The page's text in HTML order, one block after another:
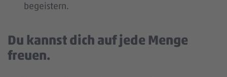
begeistern.
Du kannst dich auf jede Menge
freuen.